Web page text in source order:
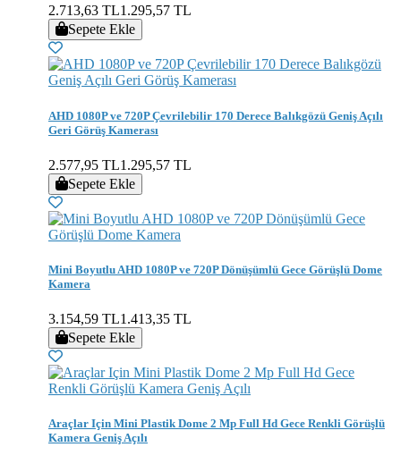
2.713,63 TL1.295,57 TL
Sepete Ekle
AHD 1080P ve 720P Çevrilebilir 170 Derece Balıkgözü Geniş Açılı
Geri Görüş Kamerası
2.577,95 TL1.295,57 TL
Sepete Ekle
Mini Boyutlu AHD 1080P ve 720P Dönüşümlü Gece Görüşlü Dome
Kamera
3.154,59 TL1.413,35 TL
Sepete Ekle
Araçlar Için Mini Plastik Dome 2 Mp Full Hd Gece Renkli Görüşlü
Kamera Geniş Açılı